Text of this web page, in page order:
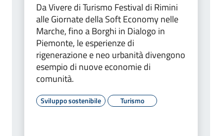
Da Vivere di Turismo Festival di Rimini
alle Giornate della Soft Economy nelle
Marche, fino a Borghi in Dialogo in
Piemonte, le esperienze di
rigenerazione e neo urbanità divengono
esempio di nuove economie di
comunità.
Sviluppo sostenibile Turismo